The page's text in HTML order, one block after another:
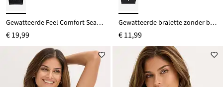
Gewatteerde Feel Comfort Seamless bralette
€ 19,99
Gewatteerde bralette zonder beugels van biologisch katoen
€ 11,99